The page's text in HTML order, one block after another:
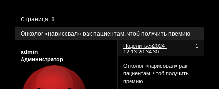
Онколог «нарисовал» рак пациентам, чтоб получить премию
Страница:1
Поделиться 1
2024-
12-13 20:34:30
admin
Администратор
Онколог «нарисовал» рак
пациентам, чтоб получить
премию